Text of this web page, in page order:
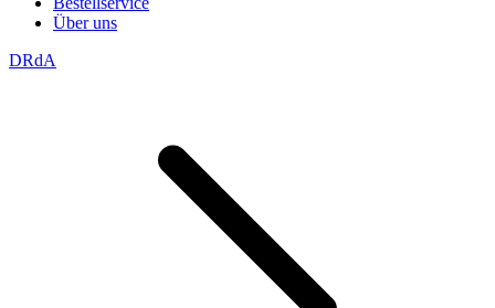
Über uns
DRdA